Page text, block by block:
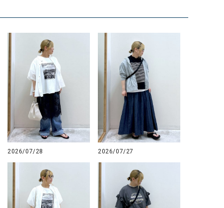
HUNTER（ハンター）
ICHI（イチ）
ILIMA（イリマ）
2026/07/28 2026/07/27